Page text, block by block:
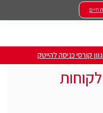
חיים
קורסי כניסה להייטק